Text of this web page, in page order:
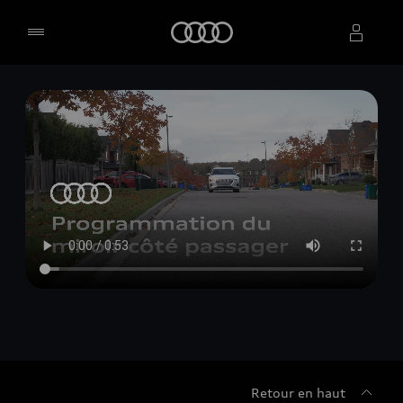
Sélectionner un concessionnaire
Retour en haut